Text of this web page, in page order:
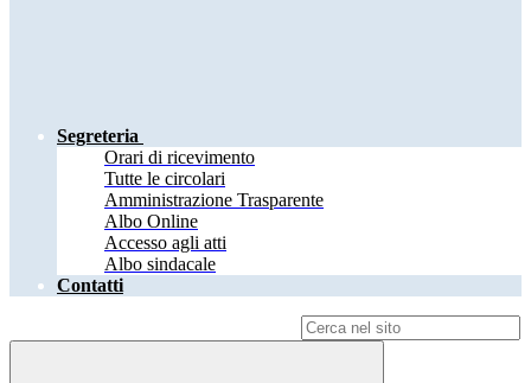
Segreteria
Orari di ricevimento
Tutte le circolari
Amministrazione Trasparente
Albo Online
Accesso agli atti
Albo sindacale
Contatti